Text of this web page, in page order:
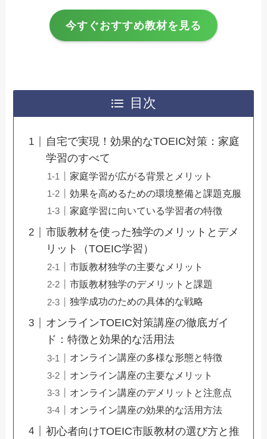
今すぐおすすめ教材を見る
目次
自宅で実現！効果的なTOEIC対策：家庭
学習のすべて
家庭学習が広がる背景とメリット
効果を高めるための環境整備と課題克服
家庭学習に向いている学習者の特徴
市販教材を使った独学のメリットとデメ
リット（TOEIC学習）
市販教材独学の主要なメリット
市販教材独学のデメリットと課題
独学成功のための具体的な戦略
オンラインTOEIC対策講座の徹底ガイ
ド：特徴と効果的な活用法
オンライン講座の多様な形態と特徴
オンライン講座の主要なメリット
オンライン講座のデメリットと注意点
オンライン講座の効果的な活用方法
初心者向けTOEIC市販教材の選び方と推